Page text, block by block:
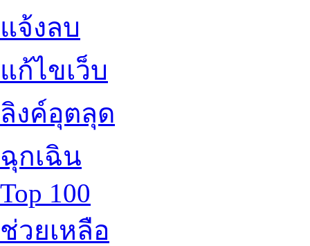
แจ้งลบ
แก้ไขเว็บ
ลิงค์อุตลุด
ฉุกเฉิน
Top 100
ช่วยเหลือ